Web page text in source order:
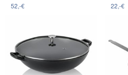
52,-€ 22,-€